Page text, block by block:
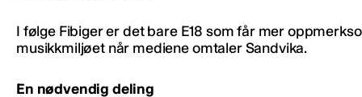
I følge Fibiger er det bare E18 som får mer
musikkmiljøet når mediene omtaler Sandvika.
En nødvendig deling